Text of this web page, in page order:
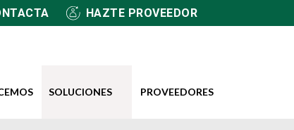
HAZTE PROVEEDOR
SOLUCIONES PROVEEDORES